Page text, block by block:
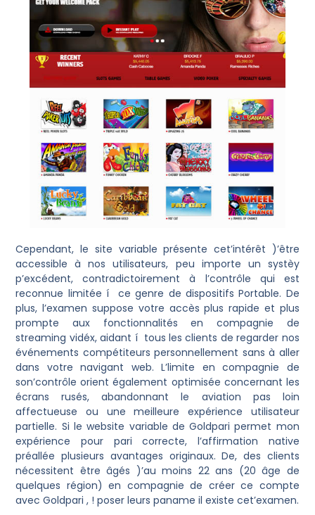
Cependant, le site variable présente cet’intérêt )’être
accessible à nos utilisateurs, peu importe un systèy
p’excédent, contradictoirement à l’contrôle qui est
reconnue limitée í ce genre de dispositifs Portable. De
plus, l’examen suppose votre accès plus rapide et plus
prompte aux fonctionnalités en compagnie de
streaming vidéx, aidant í tous les clients de regarder nos
événements compétiteurs personnellement sans à aller
dans votre navigant web. L’limite en compagnie de
son’contrôle orient également optimisée concernant les
écrans rusés, abandonnant le aviation pas loin
affectueuse ou une meilleure expérience utilisateur
partielle. Si le website variable de Goldpari permet mon
expérience pour pari correcte, l’affirmation native
préallée plusieurs avantages originaux. De, des clients
nécessitent être âgés )’au moins 22 ans (20 âge de
quelques région) en compagnie de créer ce compte
avec Goldpari , ! poser leurs paname il existe cet’examen.